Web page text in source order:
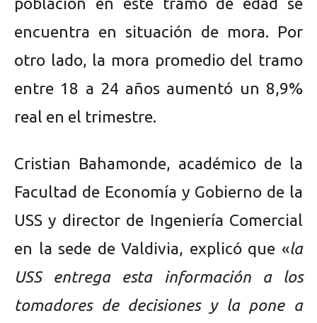
encuentra en situación de mora. Por
otro lado, la mora promedio del tramo
entre 18 a 24 años aumentó un 8,9%
real en el trimestre.
Cristian Bahamonde, académico de la
Facultad de Economía y Gobierno de la
USS y director de Ingeniería Comercial
en la sede de Valdivia, explicó que «la
USS entrega esta información a los
tomadores de decisiones y la pone a